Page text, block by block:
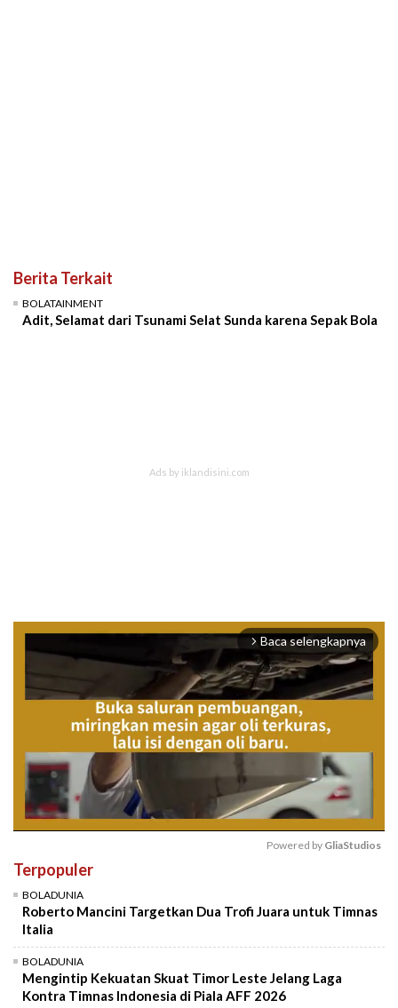
Berita Terkait
BOLATAINMENT
Adit, Selamat dari Tsunami Selat Sunda karena Sepak Bola
arrow_forward_ios Baca selengkapnya
Powered by GliaStudios
Terpopuler
BOLADUNIA
Roberto Mancini Targetkan Dua Trofi Juara untuk Timnas
Italia
BOLADUNIA
Mengintip Kekuatan Skuat Timor Leste Jelang Laga
Kontra Timnas Indonesia di Piala AFF 2026